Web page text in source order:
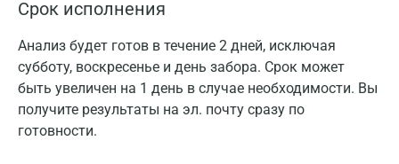
Срок исполнения
Анализ будет готов в течение 2 дней, исключая
субботу, воскресенье и день забора. Срок может
быть увеличен на 1 день в случае необходимости. Вы
получите результаты на эл. почту сразу по
готовности.